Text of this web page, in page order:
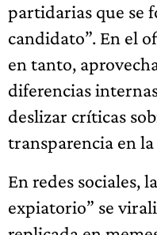
partidarias que se
candidato”. En el
en tanto,
diferencias
deslizar críticas
transparencia en
En redes sociales,
expiatorio” se